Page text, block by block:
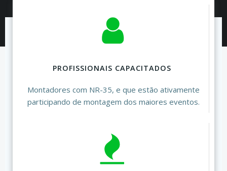
PROFISSIONAIS CAPACITADOS
Montadores com NR-35, e que estão ativamente
participando de montagem dos maiores eventos.